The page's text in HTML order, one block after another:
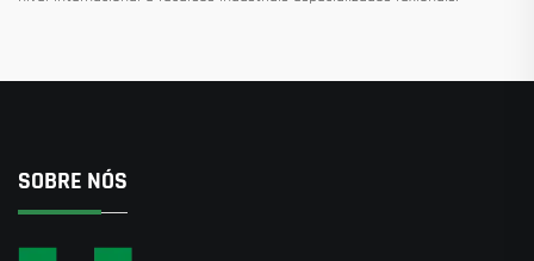
SOBRE NÓS